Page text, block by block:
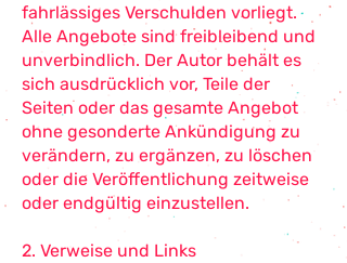
fahrlässiges Verschulden vorliegt.
Alle Angebote sind freibleibend und
unverbindlich. Der Autor behält es
sich ausdrücklich vor, Teile der
Seiten oder das gesamte Angebot
ohne gesonderte Ankündigung zu
verändern, zu ergänzen, zu löschen
oder die Veröffentlichung zeitweise
oder endgültig einzustellen.
2. Verweise und Links